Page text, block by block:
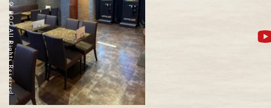
© POC All Rights Reserved.